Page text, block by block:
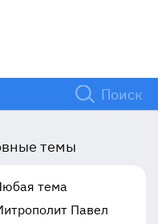
темы
тема
Павел